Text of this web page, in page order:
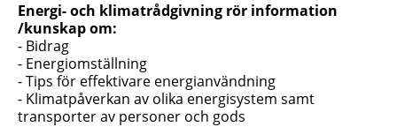
Energi- och klimatrådgivning rör information
/kunskap om:
- Bidrag
- Energiomställning
- Tips för effektivare energianvändning
- Klimatpåverkan av olika energisystem samt
transporter av personer och gods